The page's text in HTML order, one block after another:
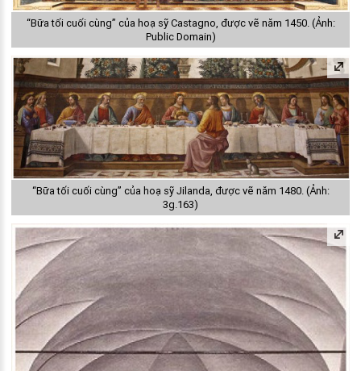
“Bữa tối cuối cùng” của hoạ sỹ Castagno, được vẽ năm 1450. (Ảnh:
Public Domain)
“Bữa tối cuối cùng” của hoạ sỹ Jilanda, được vẽ năm 1480. (Ảnh:
3g.163)